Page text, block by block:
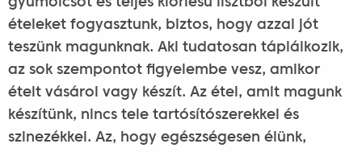
ételeket fogyasztunk, biztos, hogy azzal jót
teszünk magunknak. Aki tudatosan táplálkozik,
az sok szempontot figyelembe vesz, amikor
ételt vásárol vagy készít. Az étel, amit magunk
készítünk, nincs tele tartósítószerekkel és
szinezékkel. Az, hogy egészségesen élünk,